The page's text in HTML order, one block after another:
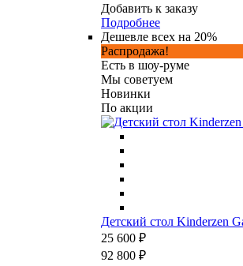
Добавить к заказу
Подробнее
Дешевле всех на 20%
Распродажа!
Есть в шоу-руме
Мы советуем
Новинки
По акции
Детский стол Kinderzen
25 600 ₽
92 800 ₽